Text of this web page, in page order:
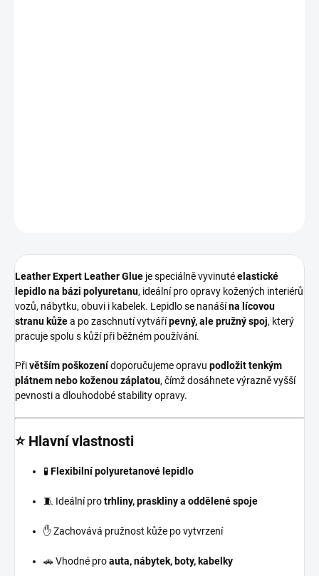
Leather Expert Leather Glue je speciálně vyvinutéelastické
lepidlo na bázi polyuretanu, ideální pro opravy kožených interiérů
vozů, nábytku, obuvi i kabelek. Lepidlo se nanášína lícovou
stranu kůžea po zaschnutí vytvářípevný, ale pružný spoj, který
pracuje spolu s kůží při běžném používání.
Přivětším poškozenídoporučujeme opravu podložit tenkým
plátnem nebo koženou záplatou, čímž dosáhnete výrazně vyšší
pevnosti a dlouhodobé stability opravy.
⭐ Hlavní vlastnosti
🧪Flexibilní polyuretanové lepidlo
🧵 Ideální protrhliny, praskliny a oddělené spoje
✋ Zachovává pružnost kůže po vytvrzení
🚗 Vhodné proauta, nábytek, boty, kabelky